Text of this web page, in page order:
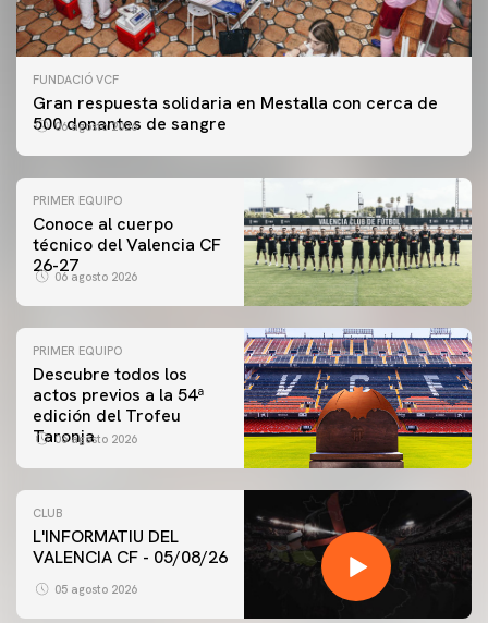
FUNDACIÓ VCF
Gran respuesta solidaria en Mestalla con cerca de
500 donantes de sangre
06 agosto 2026
PRIMER EQUIPO
Conoce al cuerpo
técnico del Valencia CF
26-27
06 agosto 2026
PRIMER EQUIPO
Descubre todos los
actos previos a la 54ª
edición del Trofeu
Taronja
06 agosto 2026
CLUB
L'INFORMATIU DEL
VALENCIA CF - 05/08/26
05 agosto 2026